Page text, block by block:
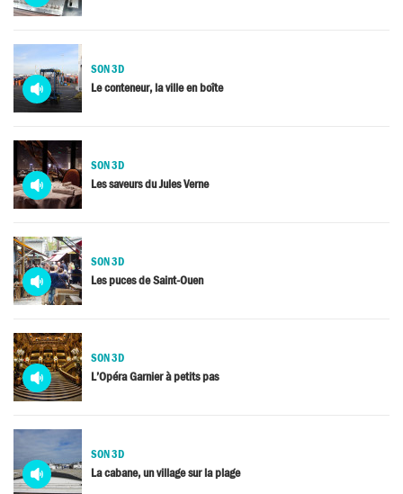
audio
Media
audio
SON 3D
Le conteneur, la ville en boîte
Media
audio
SON 3D
Les saveurs du Jules Verne
Media
audio
SON 3D
Les puces de Saint-Ouen
Media
audio
SON 3D
L’Opéra Garnier à petits pas
Media
SON 3D
La cabane, un village sur la plage